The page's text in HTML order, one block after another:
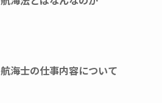
航海士の仕事内容について